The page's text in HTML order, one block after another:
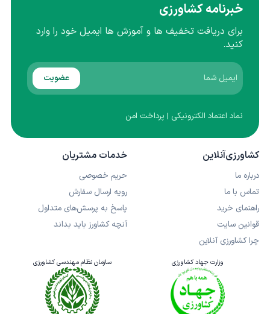
خبرنامه کشاورزی
برای دریافت تخفیف ها و آموزش ها ایمیل خود را وارد
کنید.
عضویت
نماد اعتماد الکترونیکی | پرداخت امن
کشاورزی‌آنلاین
درباره ما
تماس با ما
راهنمای خرید
قوانین سایت
چرا کشاورزی آنلاین
خدمات مشتریان
حریم خصوصی
رویه ارسال سفارش
پاسخ به پرسش‌های متداول
آنچه کشاورز باید بداند
وزارت جهاد کشاورزی سازمان نظام مهندسی کشاورزی